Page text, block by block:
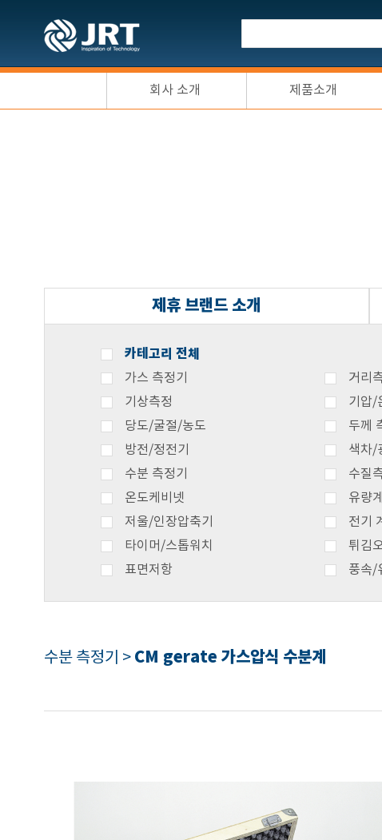
회사 소개 제품소개
제휴 브랜드 소개
카테고리 전체
가스 측정기 거리
기상측정
기압/
당도/굴절/농도
두께
방전/정전기
색차/
수분 측정기
수질
온도케비넷
유량계
저울/인장압축기
전기
타이머/스톱워치
튀김
표면저항
풍속/
수분 측정기 > CM gerate 가스압식 수분계